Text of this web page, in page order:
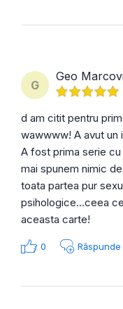
G
Geo
d am citit pentru
wawwww! A avut un
A fost prima serie
mai spunem nimic
toata partea pur
psihologice...ceea
aceasta carte!
0 Răspunde